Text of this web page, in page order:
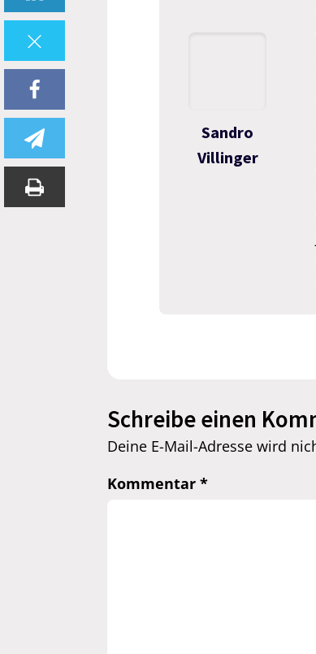
Sandro
Villinger
Schreibe einen
Deine E-Mail-Adresse wird
Kommentar *